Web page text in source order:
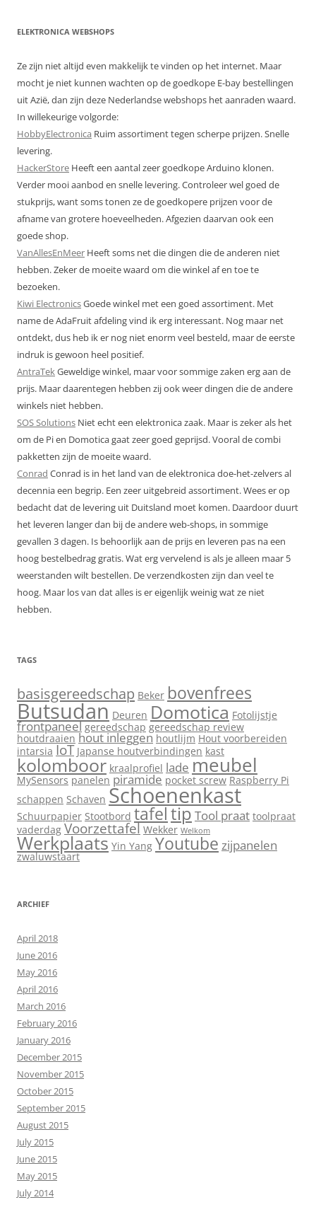
ELEKTRONICA WEBSHOPS
Ze zijn niet altijd even makkelijk te vinden op het internet. Maar
mocht je niet kunnen wachten op de goedkope E-bay bestellingen
uit Azië, dan zijn deze Nederlandse webshops het aanraden waard.
In willekeurige volgorde:
HobbyElectronica Ruim assortiment tegen scherpe prijzen. Snelle
levering.
HackerStore Heeft een aantal zeer goedkope Arduino klonen.
Verder mooi aanbod en snelle levering. Controleer wel goed de
stukprijs, want soms tonen ze de goedkopere prijzen voor de
afname van grotere hoeveelheden. Afgezien daarvan ook een
goede shop.
VanAllesEnMeer Heeft soms net die dingen die de anderen niet
hebben. Zeker de moeite waard om die winkel af en toe te
bezoeken.
Kiwi ElectronicsGoede winkel met een goed assortiment. Met
name de AdaFruit afdeling vind ik erg interessant. Nog maar net
ontdekt, dus heb ik er nog niet enorm veel besteld, maar de eerste
indruk is gewoon heel positief.
AntraTekGeweldige winkel, maar voor sommige zaken erg aan de
prijs. Maar daarentegen hebben zij ook weer dingen die de andere
winkels niet hebben.
SOS Solutions Niet echt een elektronica zaak. Maar is zeker als het
om de Pi en Domotica gaat zeer goed geprijsd. Vooral de combi
pakketten zijn de moeite waard.
Conrad Conrad is in het land van de elektronica doe-het-zelvers al
decennia een begrip. Een zeer uitgebreid assortiment. Wees er op
bedacht dat de levering uit Duitsland moet komen. Daardoor duurt
het leveren langer dan bij de andere web-shops, in sommige
gevallen 3 dagen. Is behoorlijk aan de prijs en leveren pas na een
hoog bestelbedrag gratis. Wat erg vervelend is als je alleen maar 5
weerstanden wilt bestellen. De verzendkosten zijn dan veel te
hoog. Maar los van dat alles is er eigenlijk weinig wat ze niet
hebben.
TAGS
basisgereedschap Beker bovenfrees
Butsudan Deuren Domotica Fotolijstje
frontpaneel gereedschap gereedschap review
houtdraaien hout inleggen houtlijm Hout voorbereiden
intarsia IoT Japanse houtverbindingen kast
kolomboor kraalprofiel lade meubel
MySensors panelen piramide pocket screw Raspberry Pi
schappen Schaven Schoenenkast
Schuurpapier Stootbord tafeltipTool praat toolpraat
vaderdag Voorzettafel Wekker Welkom
Werkplaats Yin Yang Youtube zijpanelen
zwaluwstaart
ARCHIEF
April 2018
June 2016
May 2016
April 2016
March 2016
February 2016
January 2016
December 2015
November 2015
October 2015
September 2015
August 2015
July 2015
June 2015
May 2015
July 2014